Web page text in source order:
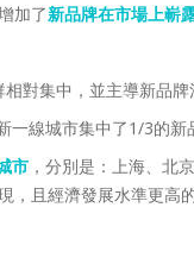
加了新品牌在市場上嶄
對集中，並主導新品牌
線城市集中了1/3的
市 ，分別是：上海、北
，且經濟發展水準更